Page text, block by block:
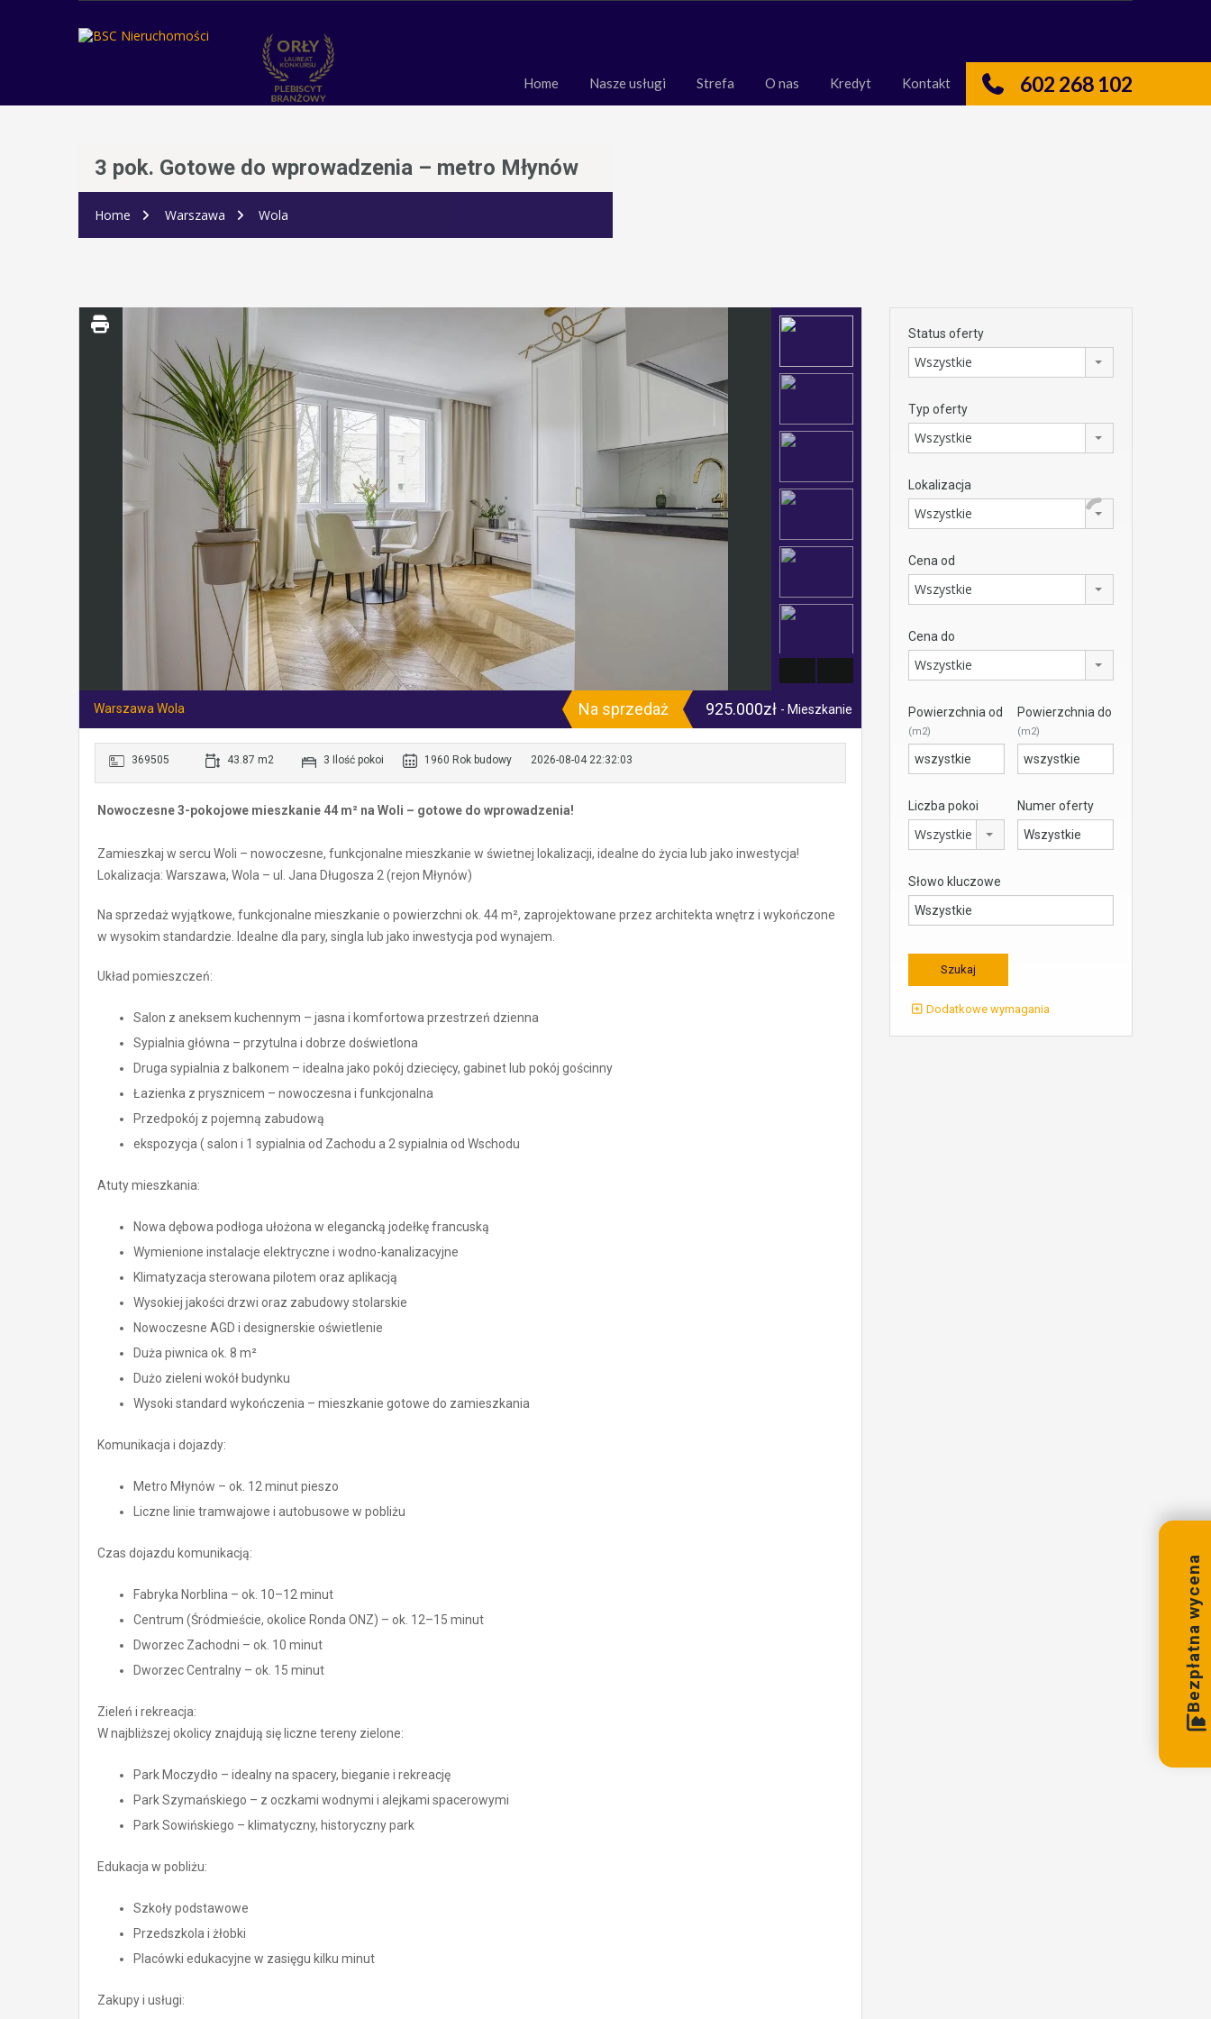
602 268 102
Home Nasze usługi Strefa O nas Kredyt Kontakt
3 pok. Gotowe do wprowadzenia – metro Młynów
Home Warszawa Wola
Warszawa Wola Na sprzedaż 925.000zł - Mieszkanie
369505 43.87 m2 3 Ilość pokoi 1960 Rok budowy 2026-08-04 22:32:03
Nowoczesne 3-pokojowe mieszkanie 44 m² na Woli – gotowe do wprowadzenia!
Zamieszkaj w sercu Woli – nowoczesne, funkcjonalne mieszkanie w świetnej lokalizacji, idealne do życia lub jako inwestycja!
Lokalizacja: Warszawa, Wola – ul. Jana Długosza 2 (rejon Młynów)
Na sprzedaż wyjątkowe, funkcjonalne mieszkanie o powierzchni ok. 44 m², zaprojektowane przez architekta wnętrz i wykończone
w wysokim standardzie. Idealne dla pary, singla lub jako inwestycja pod wynajem.
Układ pomieszczeń:
Salon z aneksem kuchennym – jasna i komfortowa przestrzeń dzienna
Sypialnia główna – przytulna i dobrze doświetlona
Druga sypialnia z balkonem – idealna jako pokój dziecięcy, gabinet lub pokój gościnny
Łazienka z prysznicem – nowoczesna i funkcjonalna
Przedpokój z pojemną zabudową
ekspozycja ( salon i 1 sypialnia od Zachodu a 2 sypialnia od Wschodu
Atuty mieszkania:
Nowa dębowa podłoga ułożona w elegancką jodełkę francuską
Wymienione instalacje elektryczne i wodno-kanalizacyjne
Klimatyzacja sterowana pilotem oraz aplikacją
Wysokiej jakości drzwi oraz zabudowy stolarskie
Nowoczesne AGD i designerskie oświetlenie
Duża piwnica ok. 8 m²
Dużo zieleni wokół budynku
Wysoki standard wykończenia – mieszkanie gotowe do zamieszkania
Komunikacja i dojazdy:
Metro Młynów – ok. 12 minut pieszo
Liczne linie tramwajowe i autobusowe w pobliżu
Czas dojazdu komunikacją:
Fabryka Norblina – ok. 10–12 minut
Centrum (Śródmieście, okolice Ronda ONZ) – ok. 12–15 minut
Dworzec Zachodni – ok. 10 minut
Dworzec Centralny – ok. 15 minut
Zieleń i rekreacja:
W najbliższej okolicy znajdują się liczne tereny zielone:
Park Moczydło – idealny na spacery, bieganie i rekreację
Park Szymańskiego – z oczkami wodnymi i alejkami spacerowymi
Park Sowińskiego – klimatyczny, historyczny park
Edukacja w pobliżu:
Szkoły podstawowe
Przedszkola i żłobki
Placówki edukacyjne w zasięgu kilku minut
Zakupy i usługi:
Status oferty
Wszystkie
Typ oferty
Wszystkie
Lokalizacja
Wszystkie
Cena od
Wszystkie
Cena do
Wszystkie
Powierzchnia od
(m2)
Powierzchnia do
(m2)
Liczba pokoi
Wszystkie
Numer oferty
Słowo kluczowe
Dodatkowe wymagania
Bezpłatna wycena